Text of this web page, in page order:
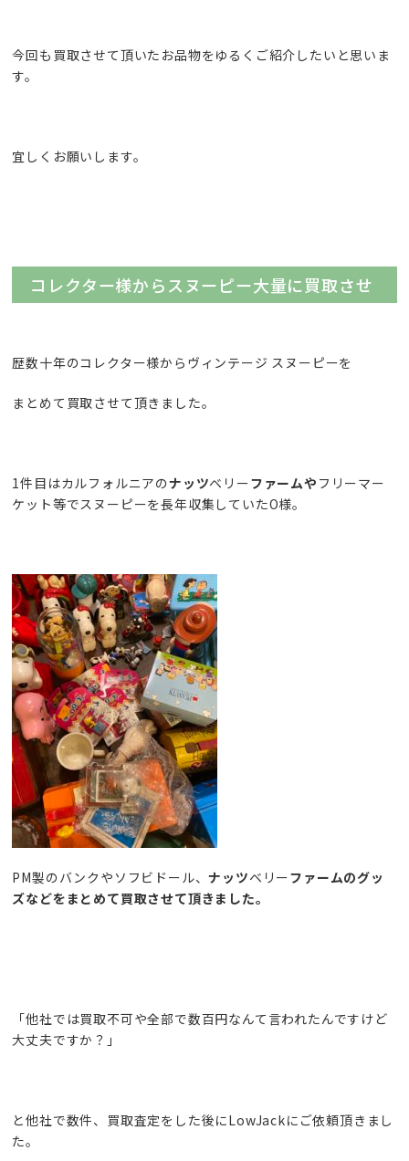
今回も買取させて頂いたお品物をゆるくご紹介したいと思いま
す。
宜しくお願いします。
コレクター様からスヌーピー大量に買取させ
歴数十年のコレクター様からヴィンテージ スヌーピーを
まとめて買取させて頂きました。
1件目はカルフォルニアのナッツベリーファームや フリーマー
ケット等でスヌーピーを長年収集していたO様。
PM製のバンクやソフビドール、ナッツベリーファームのグッ
ズなどをまとめて買取させて頂きました。
「他社では買取不可や全部で数百円なんて言われたんですけど
大丈夫ですか？」
と他社で数件、買取査定をした後にLowJackにご依頼頂きまし
た。